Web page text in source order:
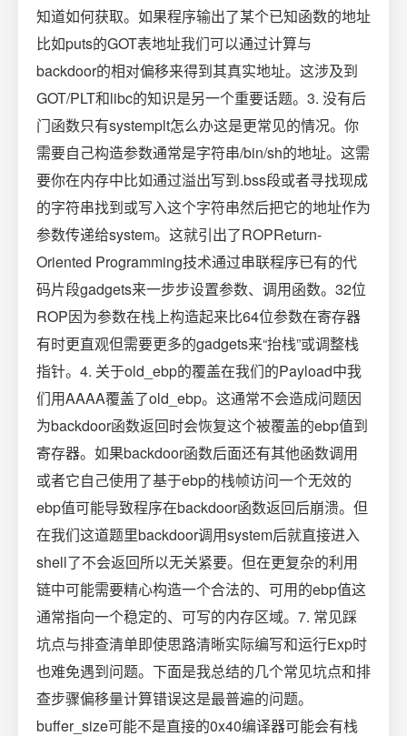
知道如何获取。如果程序输出了某个已知函数的地址
比如puts的GOT表地址我们可以通过计算与
backdoor的相对偏移来得到其真实地址。这涉及到
GOT/PLT和libc的知识是另一个重要话题。3. 没有后
门函数只有systemplt怎么办这是更常见的情况。你
需要自己构造参数通常是字符串/bin/sh的地址。这需
要你在内存中比如通过溢出写到.bss段或者寻找现成
的字符串找到或写入这个字符串然后把它的地址作为
参数传递给system。这就引出了ROPReturn-
Oriented Programming技术通过串联程序已有的代
码片段gadgets来一步步设置参数、调用函数。32位
ROP因为参数在栈上构造起来比64位参数在寄存器
有时更直观但需要更多的gadgets来“抬栈”或调整栈
指针。4. 关于old_ebp的覆盖在我们的Payload中我
们用AAAA覆盖了old_ebp。这通常不会造成问题因
为backdoor函数返回时会恢复这个被覆盖的ebp值到
寄存器。如果backdoor函数后面还有其他函数调用
或者它自己使用了基于ebp的栈帧访问一个无效的
ebp值可能导致程序在backdoor函数返回后崩溃。但
在我们这道题里backdoor调用system后就直接进入
shell了不会返回所以无关紧要。但在更复杂的利用
链中可能需要精心构造一个合法的、可用的ebp值这
通常指向一个稳定的、可写的内存区域。7. 常见踩
坑点与排查清单即使思路清晰实际编写和运行Exp时
也难免遇到问题。下面是我总结的几个常见坑点和排
查步骤偏移量计算错误这是最普遍的问题。
buffer_size可能不是直接的0x40编译器可能会有栈